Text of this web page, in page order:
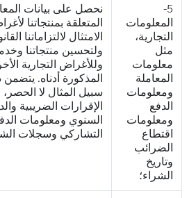
5-
المعلومات
التجارية،
مثل
معلومات
المعاملة
ومعلومات
الدفع
ومعلومات
اقتطاع
الضرائب
وتاريخ
الشراء؛
نحصل على بيانات
المتعلقة بمنتجاتنا
الامتثال لالتزاماتنا
ولتحسين منتجاتنا
وللأغراض التجارية
المذكورة أدناه.
سبيل المثال لا
الإقرارات الضريبية
السنوي ومعلومات
التشاركي وسجلات